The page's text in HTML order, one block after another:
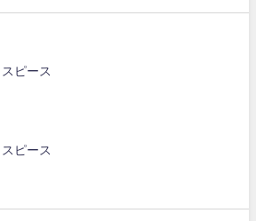
ピース
ピース